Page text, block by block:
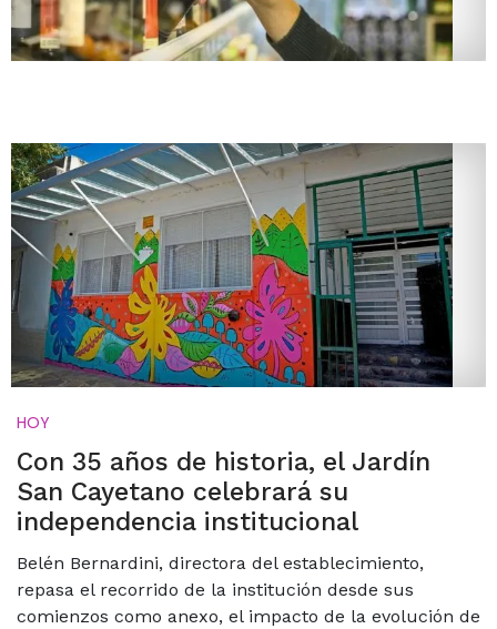
HOY
Con 35 años de historia, el Jardín
San Cayetano celebrará su
independencia institucional
Belén Bernardini, directora del establecimiento,
repasa el recorrido de la institución desde sus
comienzos como anexo, el impacto de la evolución de